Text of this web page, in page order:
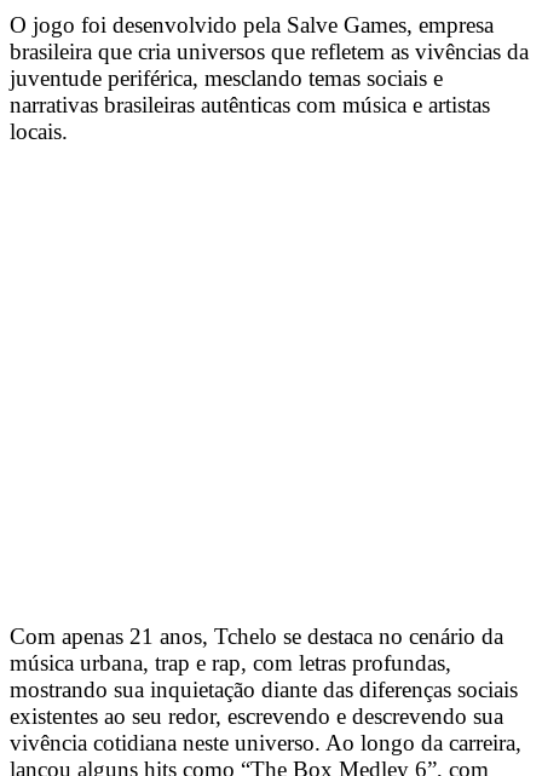
O jogo foi desenvolvido pela Salve Games, empresa
brasileira que cria universos que refletem as vivências da
juventude periférica, mesclando temas sociais e
narrativas brasileiras autênticas com música e artistas
locais.
Com apenas 21 anos, Tchelo se destaca no cenário da
música urbana, trap e rap, com letras profundas,
mostrando sua inquietação diante das diferenças sociais
existentes ao seu redor, escrevendo e descrevendo sua
vivência cotidiana neste universo. Ao longo da carreira,
lançou alguns hits como “The Box Medley 6”, com